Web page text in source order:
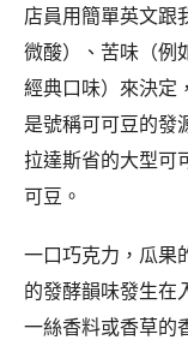
店員用簡單英文跟
微酸）、苦味（例
經典口味）來決定
是號稱可可豆的發
拉達斯省的大型可
可豆。
一口巧克力，瓜果
的發酵韻味發生在
一絲香料或香草的